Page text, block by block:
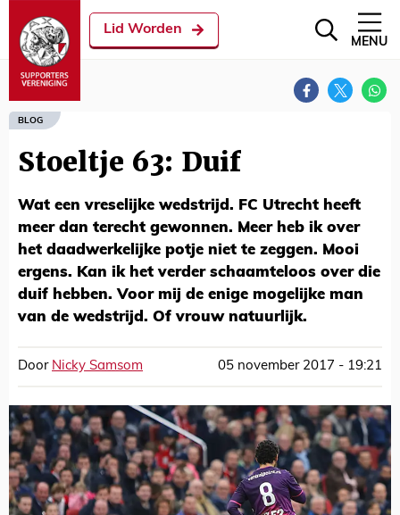
Lid Worden
MENU
BLOG
Stoeltje 63: Duif
Wat een vreselijke wedstrijd. FC Utrecht heeft
meer dan terecht gewonnen. Meer heb ik over
het daadwerkelijke potje niet te zeggen. Mooi
ergens. Kan ik het verder schaamteloos over die
duif hebben. Voor mij de enige mogelijke man
van de wedstrijd. Of vrouw natuurlijk.
Door Nicky Samsom 05 november 2017 - 19:21